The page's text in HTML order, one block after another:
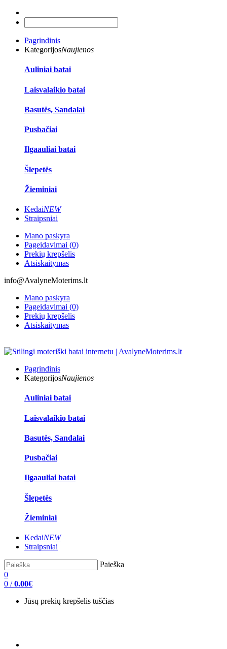
Pagrindinis
KategorijosNaujienos
Auliniai batai
Laisvalaikio batai
Basutės, Sandalai
Pusbačiai
Ilgaauliai batai
Šlepetės
Žieminiai
KedaiNEW
Straipsniai
Mano paskyra
Pageidavimai (0)
Prekių krepšelis
Atsiskaitymas
info@AvalyneMoterims.lt
Mano paskyra
Pageidavimai (0)
Prekių krepšelis
Atsiskaitymas
Pagrindinis
KategorijosNaujienos
Auliniai batai
Laisvalaikio batai
Basutės, Sandalai
Pusbačiai
Ilgaauliai batai
Šlepetės
Žieminiai
KedaiNEW
Straipsniai
Paieška
0
0 / 0.00€
Jūsų prekių krepšelis tuščias